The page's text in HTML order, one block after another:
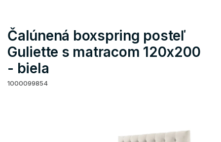
Čalúnená boxspring posteľ
Guliette s matracom 120x200
- biela
1000099854